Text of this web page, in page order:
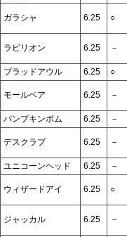
ガラシャ 6.25 ○
ラビリオン 6.25 －
ブラッドアウル
6.25 ○
モールベア 6.25 －
パンプキンボム 6.25 －
デスクラブ 6.25 －
ユニコーンヘッド
6.25 －
ウィザードアイ 6.25 ○
ジャッカル 6.25 －